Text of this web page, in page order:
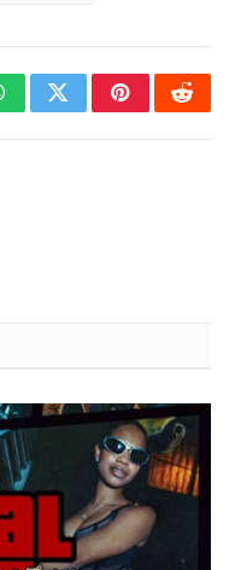
TwitterPinterest